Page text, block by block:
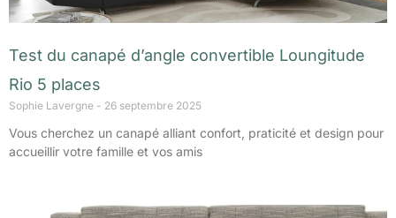
Test du canapé d’angle convertible Loungitude
Rio 5 places
Sophie Lavergne 26 septembre 2025
Vous cherchez un canapé alliant confort, praticité et design pour
accueillir votre famille et vos amis